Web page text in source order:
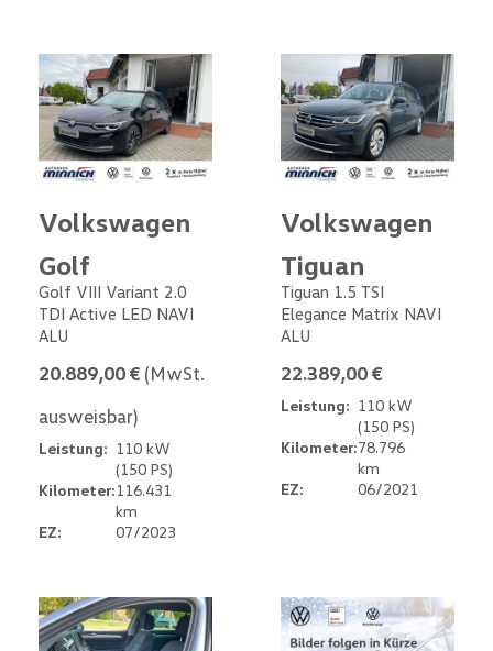
Volkswagen
Golf
Golf VIII Variant 2.0
TDI Active LED NAVI
ALU
20.889,00 € (MwSt.
ausweisbar)
Leistung: 110 kW
(150 PS)
Kilometer:116.431
km
EZ:
07/2023
Volkswagen
Tiguan
Tiguan 1.5 TSI
Elegance Matrix NAVI
ALU
22.389,00 €
Leistung: 110 kW
(150 PS)
Kilometer:78.796
km
EZ:
06/2021